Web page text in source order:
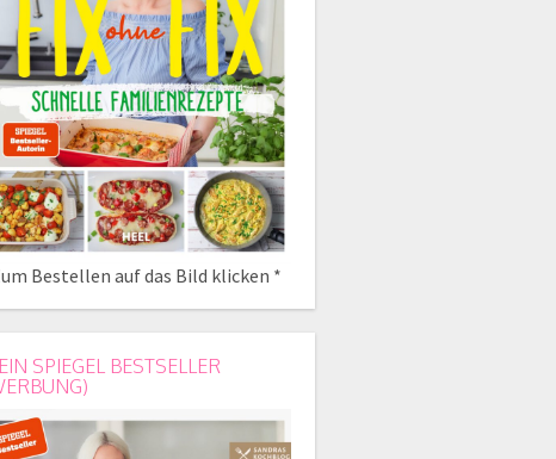
Bestellen auf das Bild klicken *
SPIEGEL BESTSELLER